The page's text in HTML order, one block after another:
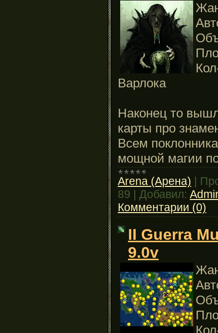
Варлока
Наконец то
карты про
Всем
мощной магии
Arena (Арена)
89
Добавил:
Комментарии (0)
II Guerra
9.0v